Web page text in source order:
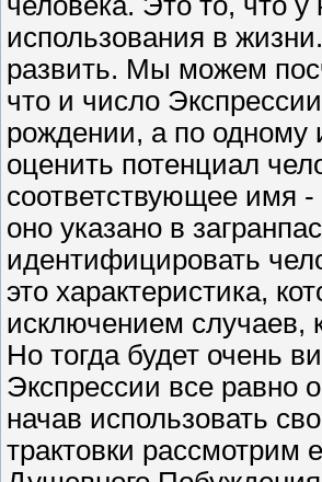
использования в
развить. Мы можем
что и число
рождении, а по
оценить потенциал
соответствующее имя
оно указано в
идентифицировать
это характеристика,
исключением случаев,
Но тогда будет очень
Экспрессии все равно
начав использовать
трактовки